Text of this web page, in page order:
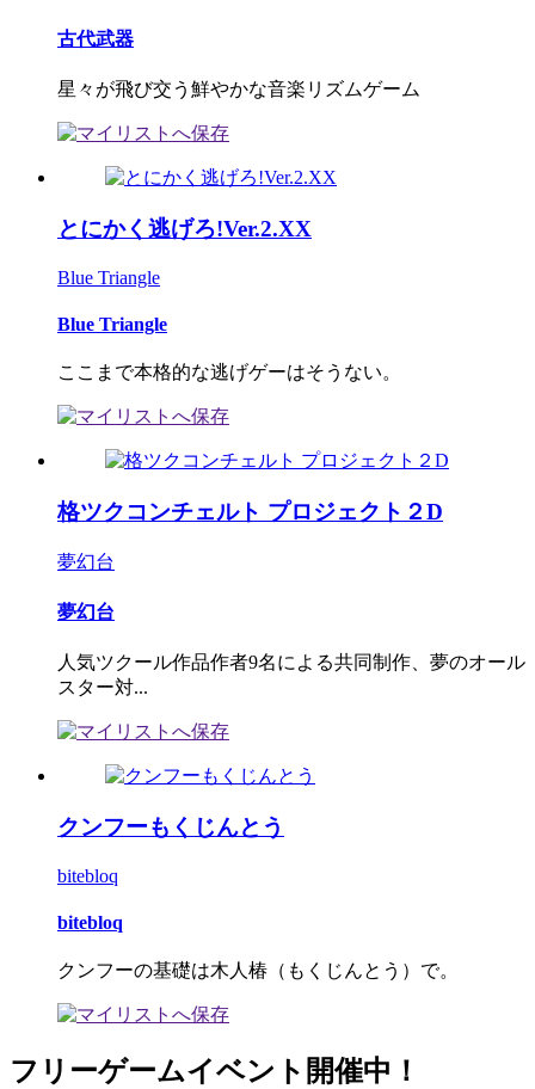
古代武器
星々が飛び交う鮮やかな音楽リズムゲーム
とにかく逃げろ!Ver.2.XX
Blue Triangle
Blue Triangle
ここまで本格的な逃げゲーはそうない。
格ツクコンチェルト プロジェクト２D
夢幻台
夢幻台
人気ツクール作品作者9名による共同制作、夢のオール
スター対...
クンフーもくじんとう
bitebloq
bitebloq
クンフーの基礎は木人椿（もくじんとう）で。
フリーゲームイベント開催中！